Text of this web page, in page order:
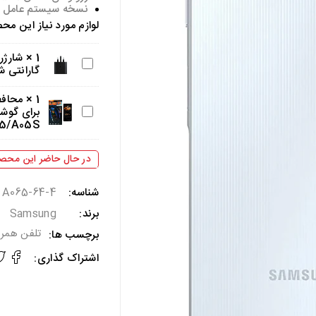
نسخه سیستم عامل
لوازم مورد نیاز این
1
×
1
×
A05S
در حال حاضر این
شناسه:
A065-64-4
برند:
Samsung
برچسب ها: تلفن
اشتراک گذاری: